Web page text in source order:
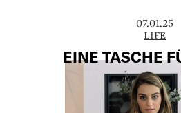
07.01.25
LIFE
EINE TASCHE